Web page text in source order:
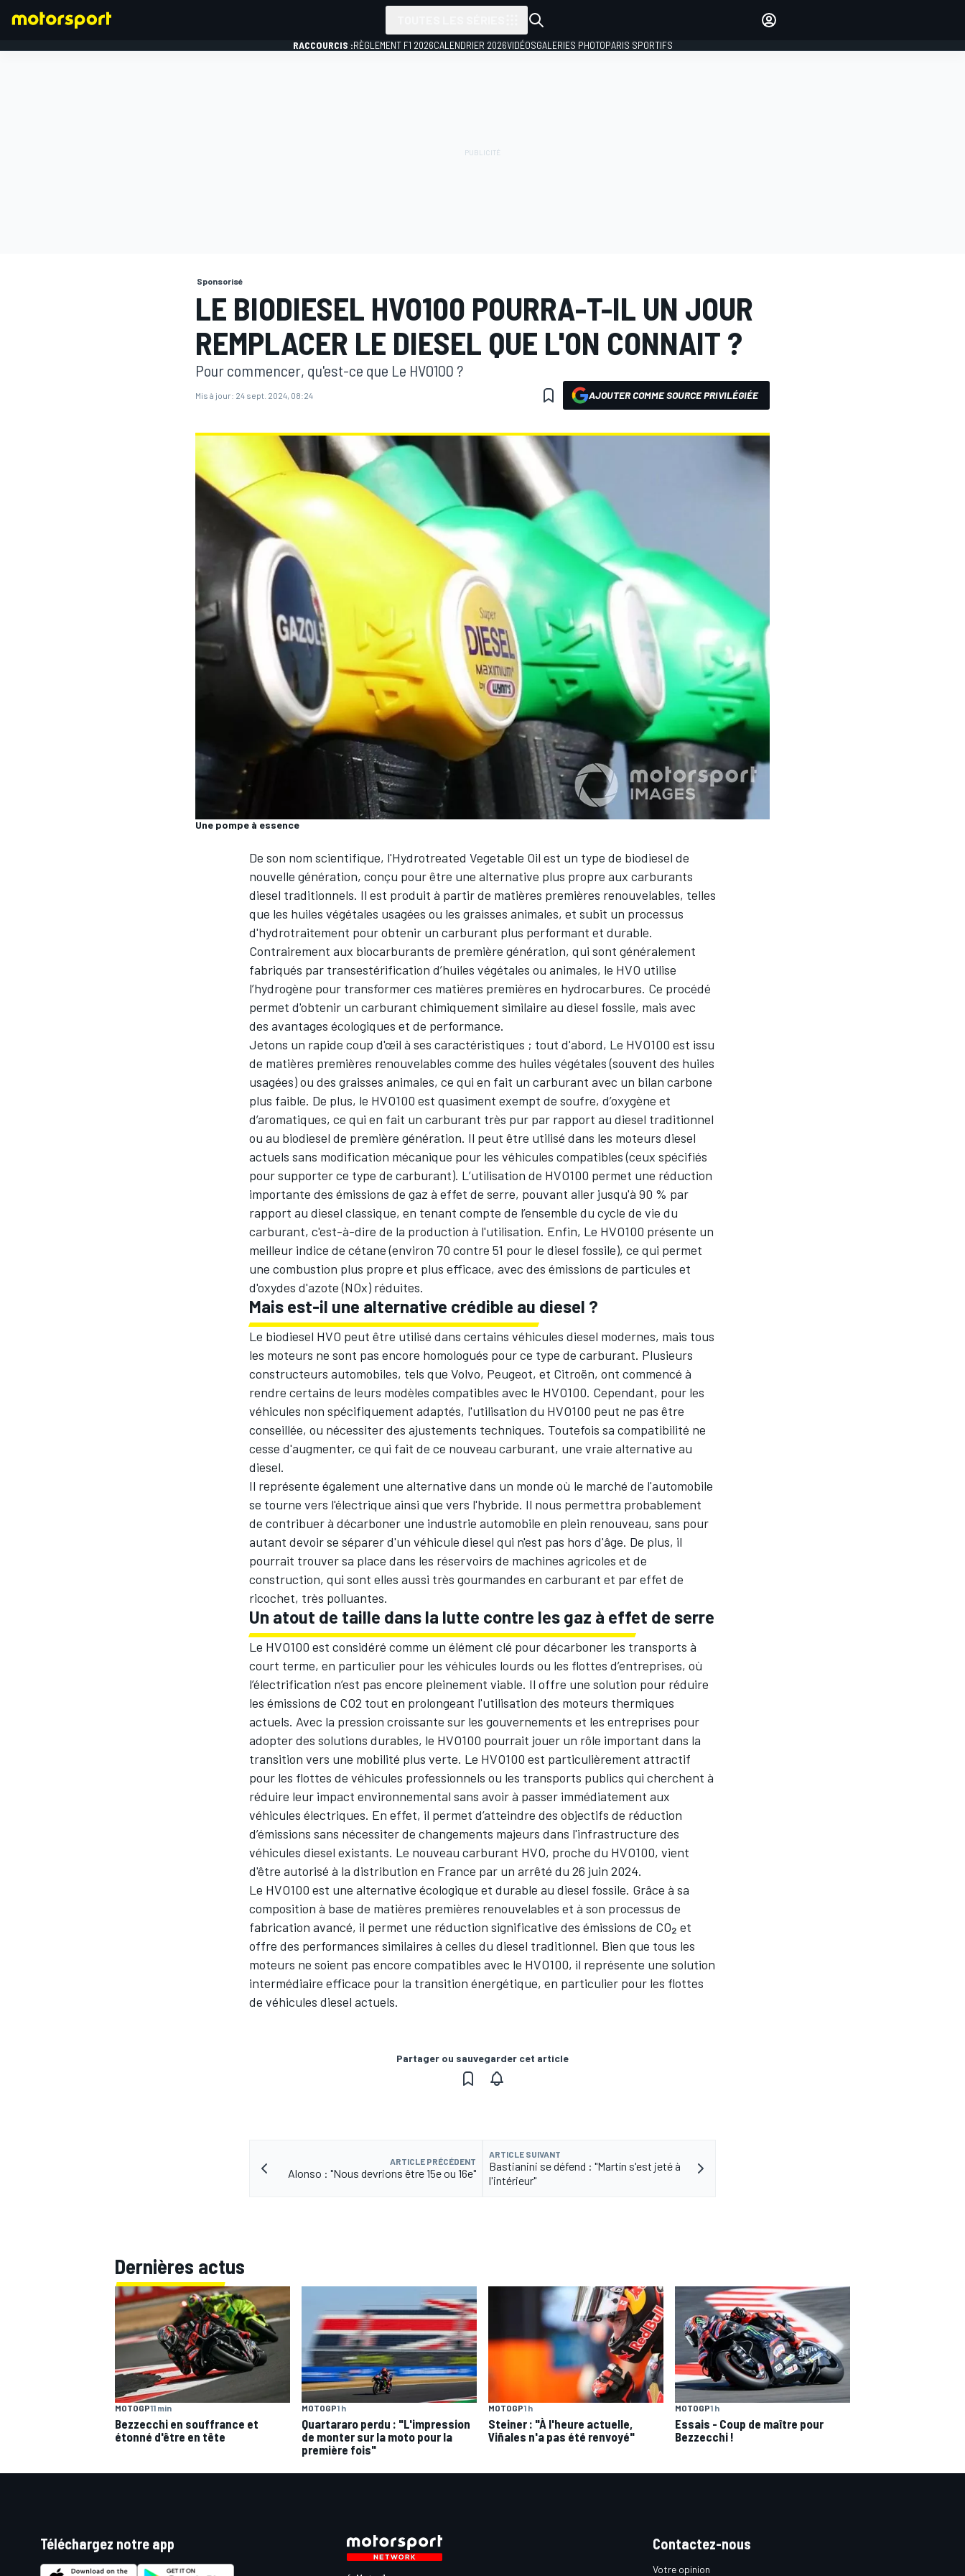
RACCOURCIS :RÈGLEMENT F1 2026CALENDRIER 2026VIDÉOSGALERIES PHOTOPARIS SPORTIFS
Sponsorisé
LE BIODIESEL HVO100 POURRA-T-IL UN JOUR
REMPLACER LE DIESEL QUE L'ON CONNAIT ?
Pour commencer, qu'est-ce que Le HVO100 ?
Mis à jour: 24 sept. 2024, 08:24 AJOUTER COMME SOURCE PRIVILÉGIÉE
Une pompe à essence
De son nom scientifique, l'Hydrotreated Vegetable Oil est un type de biodiesel de
nouvelle génération, conçu pour être une alternative plus propre aux carburants
diesel traditionnels. Il est produit à partir de matières premières renouvelables, telles
que les huiles végétales usagées ou les graisses animales, et subit un processus
d'hydrotraitement pour obtenir un carburant plus performant et durable.
Contrairement aux biocarburants de première génération, qui sont généralement
fabriqués par transestérification d’huiles végétales ou animales, le HVO utilise
l’hydrogène pour transformer ces matières premières en hydrocarbures. Ce procédé
permet d'obtenir un carburant chimiquement similaire au diesel fossile, mais avec
des avantages écologiques et de performance.
Jetons un rapide coup d'œil à ses caractéristiques ; tout d'abord, Le HVO100 est issu
de matières premières renouvelables comme des huiles végétales (souvent des huiles
usagées) ou des graisses animales, ce qui en fait un carburant avec un bilan carbone
plus faible. De plus, le HVO100 est quasiment exempt de soufre, d’oxygène et
d’aromatiques, ce qui en fait un carburant très pur par rapport au diesel traditionnel
ou au biodiesel de première génération. Il peut être utilisé dans les moteurs diesel
actuels sans modification mécanique pour les véhicules compatibles (ceux spécifiés
pour supporter ce type de carburant). L’utilisation de HVO100 permet une réduction
importante des émissions de gaz à effet de serre, pouvant aller jusqu'à 90 % par
rapport au diesel classique, en tenant compte de l’ensemble du cycle de vie du
carburant, c'est-à-dire de la production à l'utilisation. Enfin, Le HVO100 présente un
meilleur indice de cétane (environ 70 contre 51 pour le diesel fossile), ce qui permet
une combustion plus propre et plus efficace, avec des émissions de particules et
d'oxydes d'azote (NOx) réduites.
Mais est-il une alternative crédible au diesel ?
Le biodiesel HVO peut être utilisé dans certains véhicules diesel modernes, mais tous
les moteurs ne sont pas encore homologués pour ce type de carburant. Plusieurs
constructeurs automobiles, tels que Volvo, Peugeot, et Citroën, ont commencé à
rendre certains de leurs modèles compatibles avec le HVO100. Cependant, pour les
véhicules non spécifiquement adaptés, l'utilisation du HVO100 peut ne pas être
conseillée, ou nécessiter des ajustements techniques. Toutefois sa compatibilité ne
cesse d'augmenter, ce qui fait de ce nouveau carburant, une vraie alternative au
diesel.
Il représente également une alternative dans un monde où le marché de l'automobile
se tourne vers l'électrique ainsi que vers l'hybride. Il nous permettra probablement
de contribuer à décarboner une industrie automobile en plein renouveau, sans pour
autant devoir se séparer d'un véhicule diesel qui n'est pas hors d'âge. De plus, il
pourrait trouver sa place dans les réservoirs de machines agricoles et de
construction, qui sont elles aussi très gourmandes en carburant et par effet de
ricochet, très polluantes.
Un atout de taille dans la lutte contre les gaz à effet de serre
Le HVO100 est considéré comme un élément clé pour décarboner les transports à
court terme, en particulier pour les véhicules lourds ou les flottes d’entreprises, où
l’électrification n’est pas encore pleinement viable. Il offre une solution pour réduire
les émissions de CO2 tout en prolongeant l'utilisation des moteurs thermiques
actuels. Avec la pression croissante sur les gouvernements et les entreprises pour
adopter des solutions durables, le HVO100 pourrait jouer un rôle important dans la
transition vers une mobilité plus verte. Le HVO100 est particulièrement attractif
pour les flottes de véhicules professionnels ou les transports publics qui cherchent à
réduire leur impact environnemental sans avoir à passer immédiatement aux
véhicules électriques. En effet, il permet d’atteindre des objectifs de réduction
d’émissions sans nécessiter de changements majeurs dans l'infrastructure des
véhicules diesel existants. Le nouveau carburant HVO, proche du HVO100, vient
d'être autorisé à la distribution en France par un arrêté du 26 juin 2024.
Le HVO100 est une alternative écologique et durable au diesel fossile. Grâce à sa
composition à base de matières premières renouvelables et à son processus de
fabrication avancé, il permet une réduction significative des émissions de CO₂ et
offre des performances similaires à celles du diesel traditionnel. Bien que tous les
moteurs ne soient pas encore compatibles avec le HVO100, il représente une solution
intermédiaire efficace pour la transition énergétique, en particulier pour les flottes
de véhicules diesel actuels.
Partager ou sauvegarder cet article
ARTICLE PRÉCÉDENT
Alonso : "Nous devrions être 15e ou 16e"
ARTICLE SUIVANT
Bastianini se défend : "Martín s'est jeté à
l'intérieur"
Dernières actus
MOTOGP11 min
Bezzecchi en souffrance et
étonné d'être en tête
MOTOGP1 h
Quartararo perdu : "L'impression
de monter sur la moto pour la
première fois"
MOTOGP1 h
Steiner : "À l'heure actuelle,
Viñales n'a pas été renvoyé"
MOTOGP1 h
Essais - Coup de maître pour
Bezzecchi !
Téléchargez notre app Contactez-nous
Votre opinion